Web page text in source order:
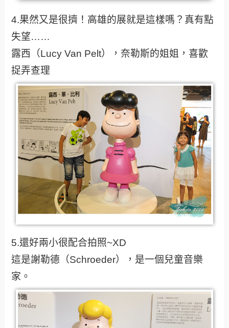
4.果然又是很擠！高雄的展就是這樣嗎？真有點
失望……
露西（Lucy Van Pelt），奈勒斯的姐姐，喜歡
捉弄查理
5.還好兩小很配合拍照~XD
這是謝勒德（Schroeder），是一個兒童音樂
家。